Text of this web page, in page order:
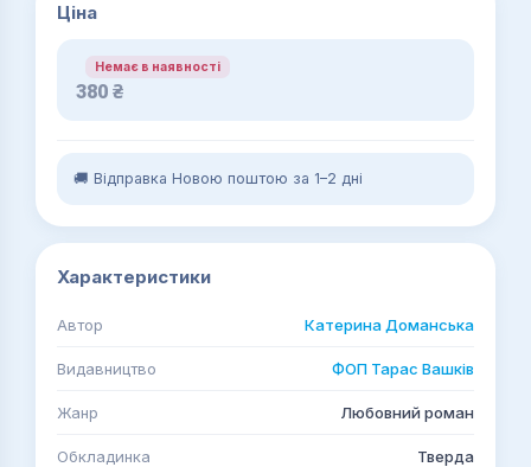
Ціна
Немає в наявності
380 ₴
🚚 Відправка Новою поштою за 1–2 дні
Характеристики
Автор Катерина Доманська
Видавництво ФОП Тарас Вашків
Жанр Любовний роман
Обкладинка Тверда